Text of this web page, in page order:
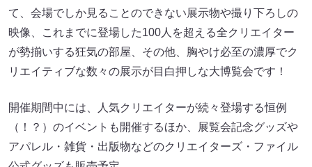
て、会場でしか見ることのできない展示物や撮り下ろしの
映像、これまでに登場した100人を超える全クリエイター
が勢揃いする狂気の部屋、その他、胸やけ必至の濃厚でク
リエイティブな数々の展示が目白押しな大博覧会です！
開催期間中には、人気クリエイターが続々登場する恒例
（！？）のイベントも開催するほか、展覧会記念グッズや
アパレル・雑貨・出版物などのクリエイターズ・ファイル